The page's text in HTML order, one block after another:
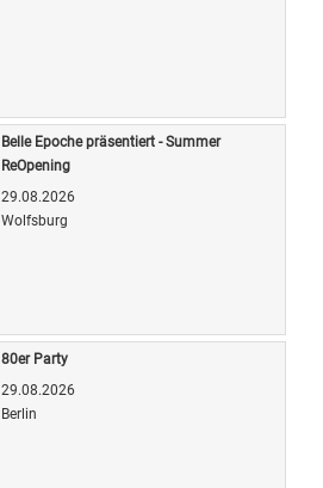
Belle Epoche präsentiert - Summer
ReOpening
29.08.2026
Wolfsburg
80er Party
29.08.2026
Berlin